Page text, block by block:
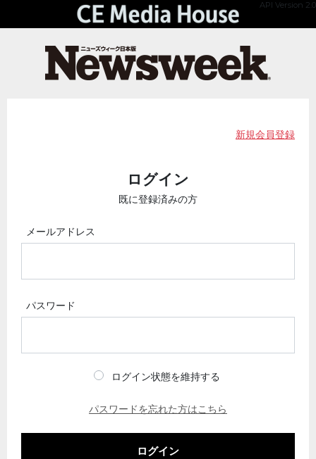
API Version 2.0
新規会員登録
ログイン
既に登録済みの方
メールアドレス
パスワード
ログイン状態を維持する
パスワードを忘れた方はこちら
ログイン